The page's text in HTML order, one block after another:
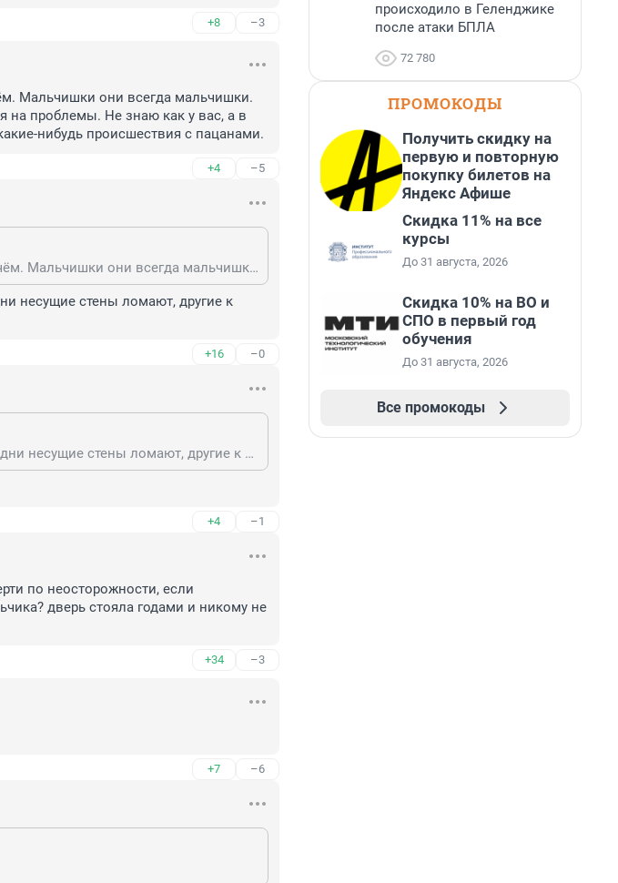
+8 –3
Мальчишки они всегда мальчишки.
на проблемы. Не знаю как у вас, а в
нибудь происшествия с пацанами.
+4 –5
Ждала такого комментария. Страна-то причём. Мальчишки они всегда мальчишки. Сколько себя помню, всегда они нарываются на проблемы. Не знаю как у вас, а в нашей стране это было всегда. Каждый год какие-нибудь происшествия с пацанами.
несущие стены ломают, другие к
+16 –0
Почему только мальчики? Девочки тоже. Одни несущие стены ломают, другие к незнакомцам уходят ночевать...
+4 –1
по неосторожности, если
дверь стояла годами и никому не
+34 –3
+7 –6
происходило в Геленджике
после атаки БПЛА
72 780
ПРОМОКОДЫ
Получить скидку на
первую и повторную
покупку билетов на
Яндекс Афише
Скидка 11% на все
курсы
До 31 августа, 2026
Скидка 10% на ВО и
СПО в первый год
обучения
До 31 августа, 2026
Все промокоды